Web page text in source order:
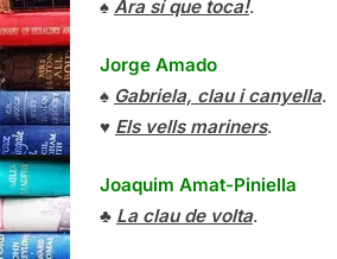
♠ Ara sí que toca!.
Jorge Amado
♠ Gabriela, clau i canyella.
♥ Els vells mariners.
Joaquim Amat-Piniella
♣ La clau de volta.